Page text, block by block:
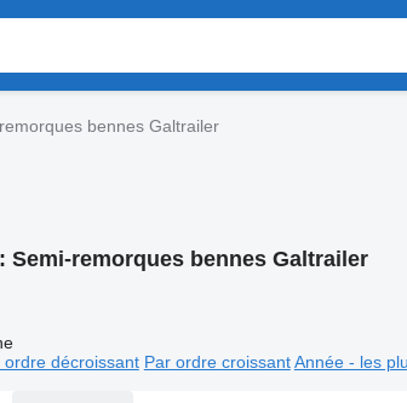
bennes Galtrailer
Semi-remorques bennes Galtrailer
ordre décroissant Par ordre croissant Année - les